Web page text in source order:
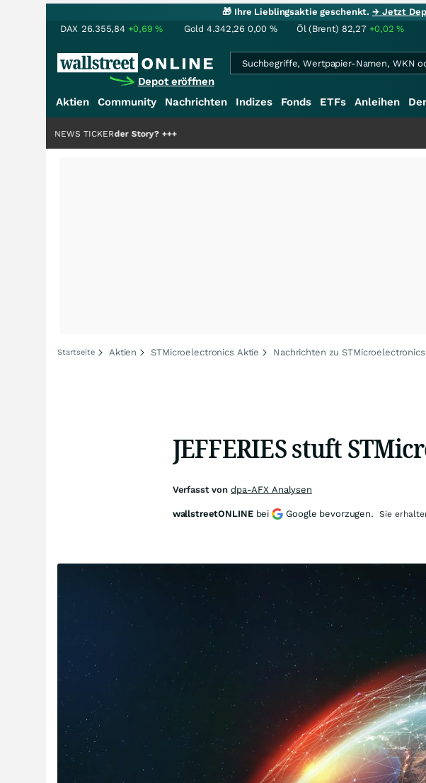
🎁 Ihre Lieblingsaktie geschenkt.→ Jetzt
DAX 26.355,84 +0,69% Gold 4.342,26 0,00 % Öl (Brent) 82,27 +0,02%
Depot eröffnen
Aktien Community Nachrichten Indizes Fonds ETFs Anleihen
die Hälfte der Story?+++
NEWS TICKER
Startseite Aktien STMicroelectronics Aktie Nachrichten zu STMicroelectronics
JEFFERIES stuft
Verfasst von dpa-AFX Analysen
wallstreetONLINE bei Google bevorzugen. Sie